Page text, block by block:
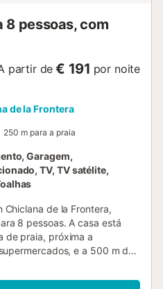
de banheira/ch...
8 pessoas, com
partir de € 191 por noite
de la Frontera
250 m para a praia
Garagem,
TV, TV satélite,
Chiclana de la Frontera,
8 pessoas. A casa está
de praia, próxima a
e a 500 m da
oferece um jardim